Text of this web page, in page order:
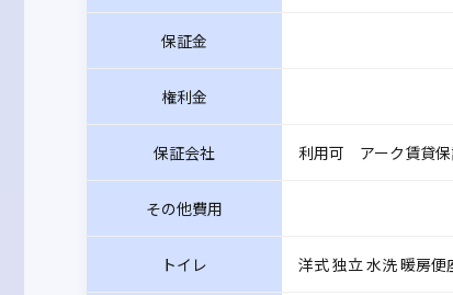
保証金
権利金
保証会社 利用可 アーク賃貸
その他費用
トイレ 洋式 独立 水洗 暖房便